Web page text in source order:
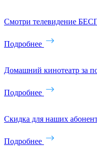
Смотри телевидение
Подробнее
Домашний кинотеатр за
Подробнее
Скидка для наших
Подробнее